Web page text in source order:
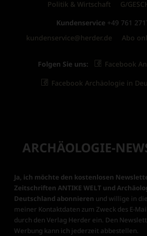
Politik & Wirtschaft G/
Kundenservice +49 761
kundenservice@herder.de
Abo
Folgen Sie uns: Facebook
Facebook Archäologie in
ARCHÄOLOGIE-
Ja, ich möchte den kostenlosen
Zeitschriften ANTIKE WELT und
Deutschland abonnieren und willige in
meiner Kontaktdaten zum Zweck des E-
durch den Verlag Herder ein. Den
Werbung kann ich jederzeit abbestellen.